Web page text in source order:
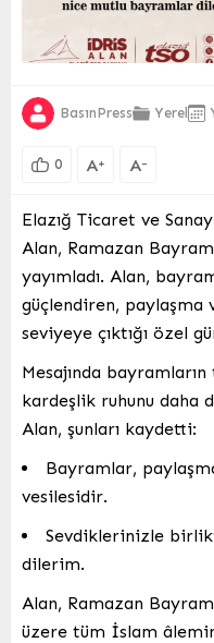
BasınPress Yerel
0 A+ A-
Elazığ Ticaret ve
Alan, Ramazan
yayımladı. Alan,
güçlendiren, paylaşma
seviyeye çıktığı özel
Mesajında
kardeşlik ruhunu daha
Alan, şunları kaydetti:
Bayramlar,
vesilesidir.
Sevdiklerinizle
dilerim.
Alan, Ramazan
üzere tüm İslam